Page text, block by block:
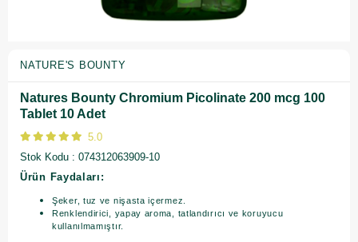
NATURE'S BOUNTY
Natures Bounty Chromium Picolinate 200 mcg 100
Tablet 10 Adet
5.0
Stok Kodu
074312063909-10
Ürün Faydaları:
Şeker, tuz ve nişasta içermez.
Renklendirici, yapay aroma, tatlandırıcı ve koruyucu
kullanılmamıştır.